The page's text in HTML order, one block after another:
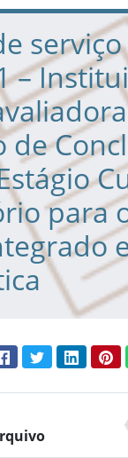
serviço
–
de
para
FacebookTwitterLinkedIn